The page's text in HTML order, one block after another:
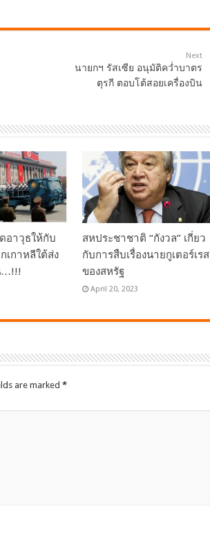
Next
นายกฯ รัสเซีย อนุมัติคว่ำบาตร
ตุรกี ตอบโต้สอยเครื่องบิน
อาวุธให้กับ
เกาหลีใต้ส่ง
…!!!
สหประชาชาติ “กังวล” เกี่ยว
กับการสืบเรื่องนายกูเตอร์เรส
ของสหรัฐ
April 20, 2023
are marked *